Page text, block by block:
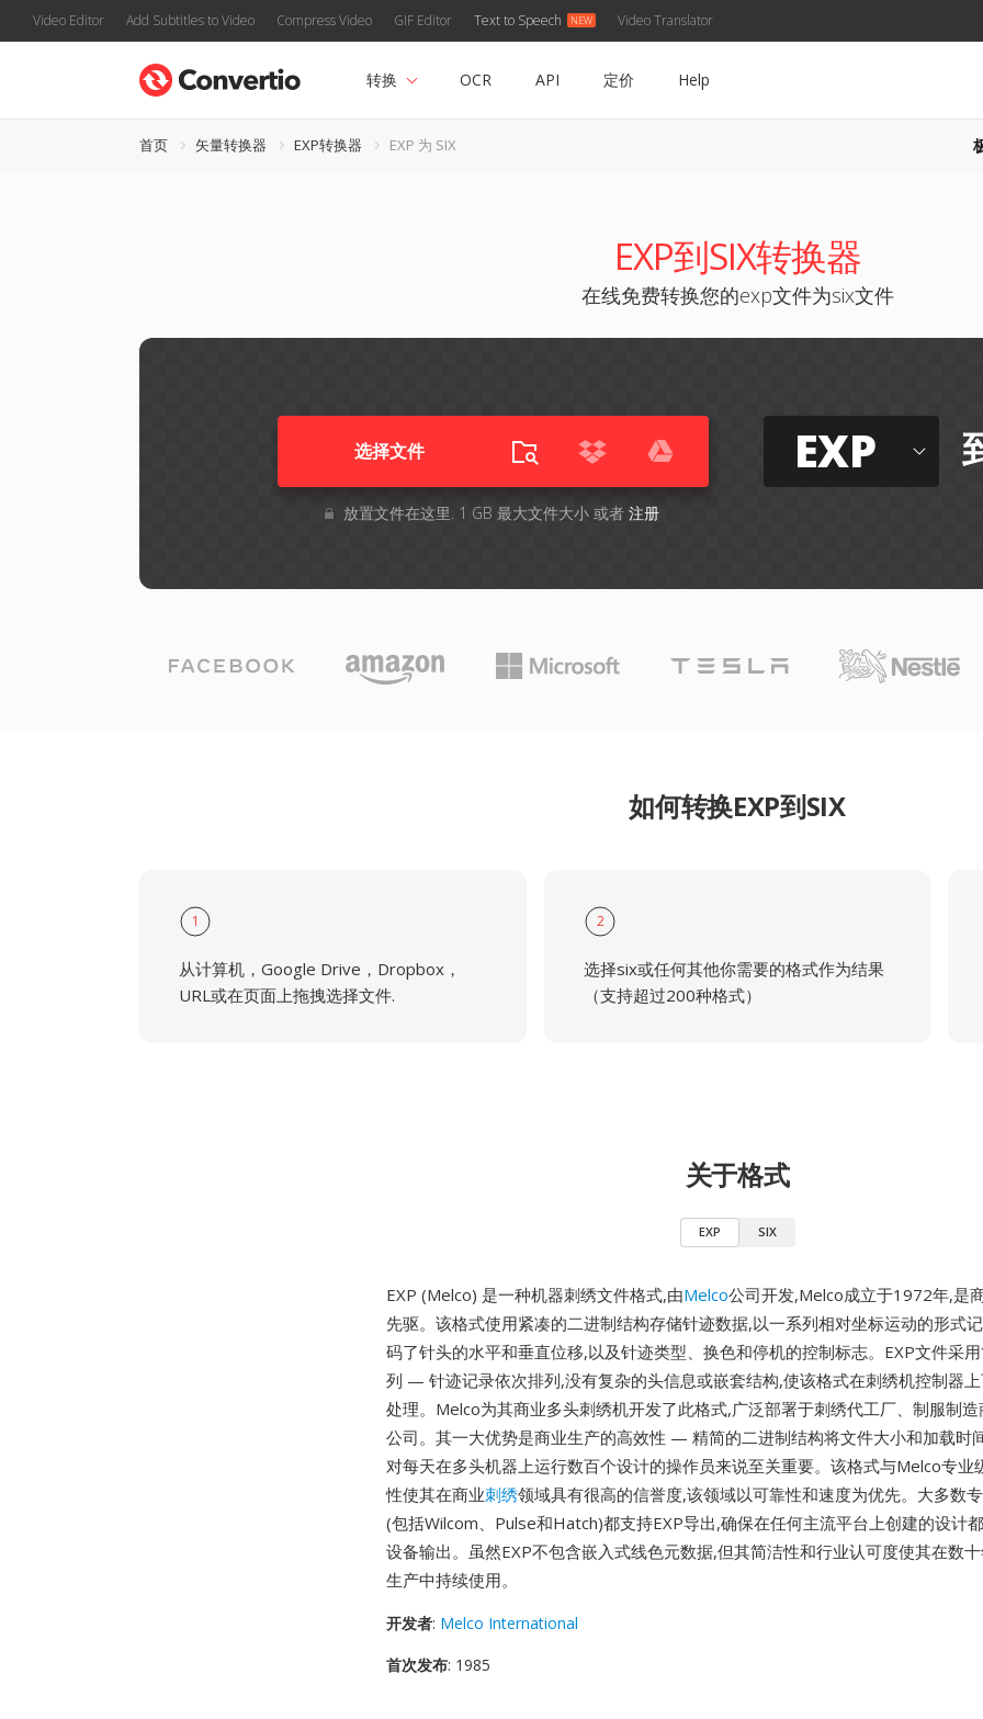
Video Editor Add Subtitles to Video Compress Video GIF Editor Text to Speech Video Translator
转换 OCR API 定价 Help
首页 矢量转换器 EXP转换器 EXP 为 SIX
EXP到SIX转换器
在线免费转换您的exp文件为six文件
选择文件
放置文件在这里. 1 GB 最大文件大小 或者 注册
EXP
如何转换EXP到SIX
1
从计算机，Google Drive，Dropbox，
URL或在页面上拖拽选择文件.
2
选择six或任何其他你需要的格式作为结果
（支持超过200种格式）
关于格式
EXP SIX
EXP (Melco) 是一种机器刺绣文件格式,由Melco公司开发,Melco成立于1972年,是
先驱。该格式使用紧凑的二进制结构存储针迹数据,以一系列相对坐标运动的形式
码了针头的水平和垂直位移,以及针迹类型、换色和停机的控制标志。EXP文件采
列 — 针迹记录依次排列,没有复杂的头信息或嵌套结构,使该格式在刺绣机控制器
处理。Melco为其商业多头刺绣机开发了此格式,广泛部署于刺绣代工厂、制服制
公司。其一大优势是商业生产的高效性 — 精简的二进制结构将文件大小和加载时
对每天在多头机器上运行数百个设计的操作员来说至关重要。该格式与Melco专业
性使其在商业刺绣领域具有很高的信誉度,该领域以可靠性和速度为优先。大多数
(包括Wilcom、Pulse和Hatch)都支持EXP导出,确保在任何主流平台上创建的设计
设备输出。虽然EXP不包含嵌入式线色元数据,但其简洁性和行业认可度使其在数
生产中持续使用。
开发者: Melco International
首次发布: 1985